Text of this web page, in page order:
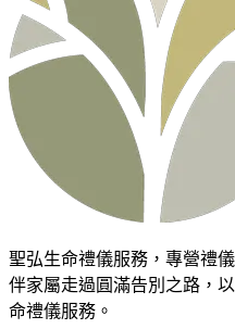
聖弘生命禮儀服務，專營禮
伴家屬走過圓滿告別之路，
命禮儀服務。